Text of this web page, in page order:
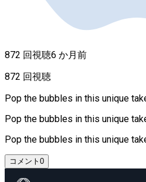
872 回視聴6 か月前
872 回視聴
Pop the bubbles in this unique
Pop the bubbles in this unique
Pop the bubbles in this unique
コメント 0